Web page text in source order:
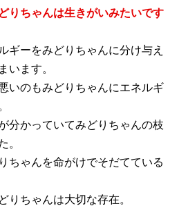
りちゃんは生きがいみたいです
ギーをみどりちゃんに分け与え
います。
いのもみどりちゃんにエネルギ
分かっていてみどりちゃんの枝
。
ちゃんを命がけでそだてている
りちゃんは大切な存在。